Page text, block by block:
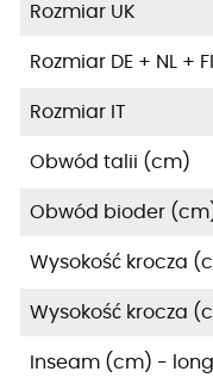
Rozmiar UK
Rozmiar DE + NL + FI
Rozmiar IT
Obwód talii (cm)
Obwód bioder
Wysokość krocza
Wysokość krocza
Inseam (cm) - long